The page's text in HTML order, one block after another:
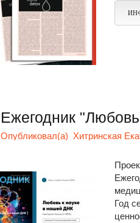
Ежегодник
Опубликовал(а) Хитринская
Год